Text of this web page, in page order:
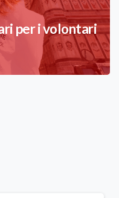
per i volontari